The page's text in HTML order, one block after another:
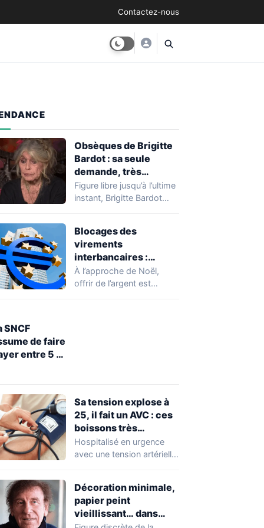
Contactez-nous
Obsèques de Brigitte
Bardot : sa seule
demande, très
modeste, pour son
enterrement
Figure libre jusqu’à l’ultime
instant, Brigitte Bardot
Blocages des
virements
interbancaires :
pourquoi vous ne
pourrez pas faire de
À l’approche de Noël,
offrir de l’argent est
SNCF
de faire
entre 5 et
perdus
le train
Sa tension explose à
25, il fait un AVC : ces
boissons très
consommées
inquiètent les
Hospitalisé en urgence
avec une tension artérielle
d’années…
Décoration minimale,
papier peint
vieillissant… dans